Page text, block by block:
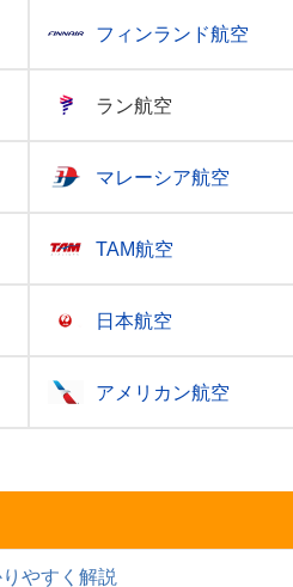
フィンランド航空
ラン航空
マレーシア航空
TAM航空
日本航空
アメリカン航空
やすく解説